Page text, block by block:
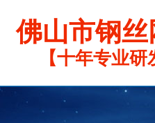
佛山市钢
【十年专业